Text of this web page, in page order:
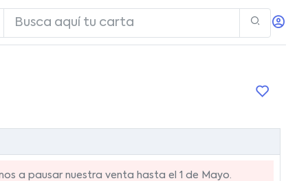
a pausar nuestra venta hasta el 1 de Mayo.